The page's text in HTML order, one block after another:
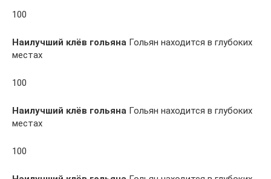
100
Наилучший клёв гольяна Гольян находится в глубоких
местах
100
Наилучший клёв гольяна Гольян находится в глубоких
местах
100